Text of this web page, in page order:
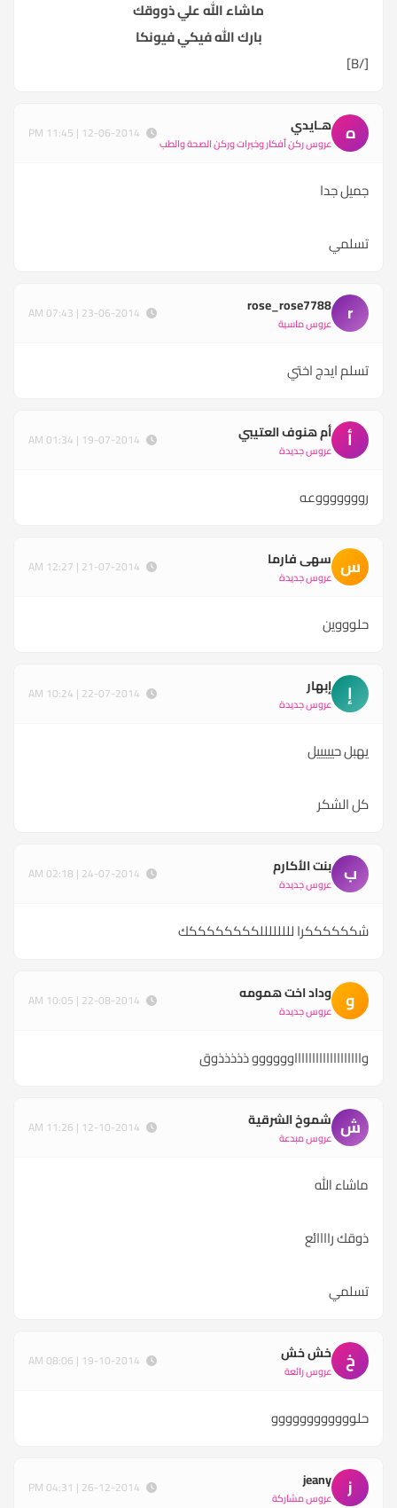
ماشاء الله علي ذووقك
بارك الله فيكي فيونكا
[/B]
ه هـايدي
عروس ركن أفكار وخبرات وركن الصحة والطب
جميل جدا
تسلمي
r
rose_rose7788
عروس ماسية
تسلم ايدج اختي
أ أم هنوف العتيبي
عروس جديدة
روووووووعه
س سهى فارما
عروس جديدة
حلوووين
إ إبهار
عروس جديدة
يهبل حيييييل
كل الشكر
ب بنت الأكارم
عروس جديدة
شككككككرا للللللللككككككككك
و وداد اخت همومه
عروس جديدة
واااااااااااااااااااوووووو ذذذذذوق
ش شموخ الشرقية
عروس مبدعة
ماشاء الله
ذوقك راااائع
تسلمي
خ خش خش
عروس رائعة
حلوووووووووووو
j
jeany
عروس مشاركة